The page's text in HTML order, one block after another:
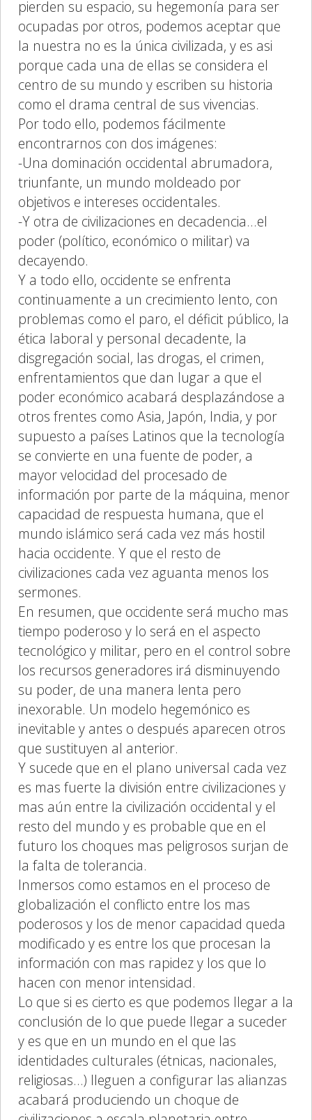
pierden su espacio, su hegemonía para ser
ocupadas por otros, podemos aceptar que
la nuestra no es la única civilizada, y es asi
porque cada una de ellas se considera el
centro de su mundo y escriben su historia
como el drama central de sus vivencias.
Por todo ello, podemos fácilmente
encontrarnos con dos imágenes:
-Una dominación occidental abrumadora,
triunfante, un mundo moldeado por
objetivos e intereses occidentales.
-Y otra de civilizaciones en decadencia...el
poder (político, económico o militar) va
decayendo.
Y a todo ello, occidente se enfrenta
continuamente a un crecimiento lento, con
problemas como el paro, el déficit público, la
ética laboral y personal decadente, la
disgregación social, las drogas, el crimen,
enfrentamientos que dan lugar a que el
poder económico acabará desplazándose a
otros frentes como Asia, Japón, India, y por
supuesto a países Latinos que la tecnología
se convierte en una fuente de poder, a
mayor velocidad del procesado de
información por parte de la máquina, menor
capacidad de respuesta humana, que el
mundo islámico será cada vez más hostil
hacia occidente. Y que el resto de
civilizaciones cada vez aguanta menos los
sermones.
En resumen, que occidente será mucho mas
tiempo poderoso y lo será en el aspecto
tecnológico y militar, pero en el control sobre
los recursos generadores irá disminuyendo
su poder, de una manera lenta pero
inexorable. Un modelo hegemónico es
inevitable y antes o después aparecen otros
que sustituyen al anterior.
Y sucede que en el plano universal cada vez
es mas fuerte la división entre civilizaciones y
mas aún entre la civilización occidental y el
resto del mundo y es probable que en el
futuro los choques mas peligrosos surjan de
la falta de tolerancia.
Inmersos como estamos en el proceso de
globalización el conflicto entre los mas
poderosos y los de menor capacidad queda
modificado y es entre los que procesan la
información con mas rapidez y los que lo
hacen con menor intensidad.
Lo que si es cierto es que podemos llegar a la
conclusión de lo que puede llegar a suceder
y es que en un mundo en el que las
identidades culturales (étnicas, nacionales,
religiosas…) lleguen a configurar las alianzas
acabará produciendo un choque de